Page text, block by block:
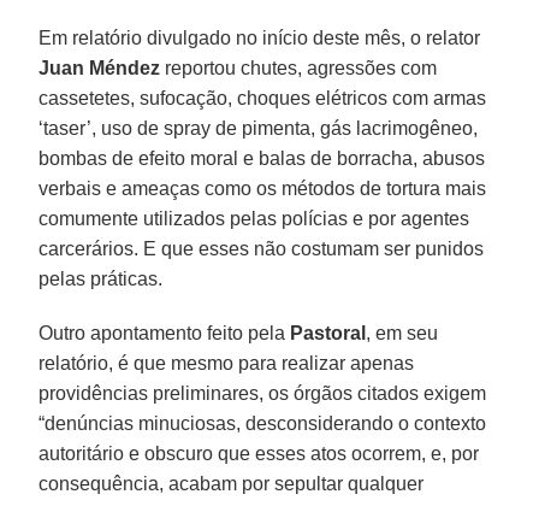
Em relatório divulgado no início deste mês, o relator
Juan Méndez reportou chutes, agressões com
cassetetes, sufocação, choques elétricos com armas
‘taser’, uso de spray de pimenta, gás lacrimogêneo,
bombas de efeito moral e balas de borracha, abusos
verbais e ameaças como os métodos de tortura mais
comumente utilizados pelas polícias e por agentes
carcerários. E que esses não costumam ser punidos
pelas práticas.
Outro apontamento feito pela Pastoral , em seu
relatório, é que mesmo para realizar apenas
providências preliminares, os órgãos citados exigem
“denúncias minuciosas, desconsiderando o contexto
autoritário e obscuro que esses atos ocorrem, e, por
consequência, acabam por sepultar qualquer